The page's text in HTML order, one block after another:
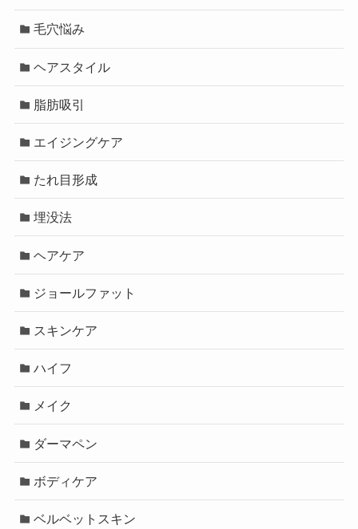
毛穴悩み
ヘアスタイル
脂肪吸引
エイジングケア
たれ目形成
埋没法
ヘアケア
ジョールファット
スキンケア
ハイフ
メイク
ダーマペン
ボディケア
ベルベットスキン